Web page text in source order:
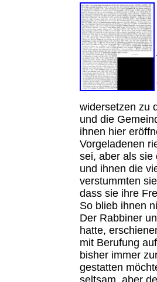
widersetzen zu
und die
ihnen hier
Vorgeladenen
sei, aber als sie
und ihnen die
verstummten
dass sie ihre
So blieb ihnen
Der Rabbiner
hatte,
mit Berufung
bisher immer
gestatten
seltsam, aber